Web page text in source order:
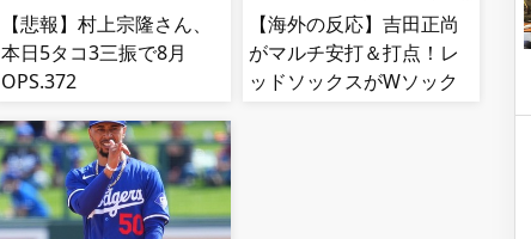
【悲報】村上宗隆さん、
本日5タコ3三振で8月
OPS.372
【海外の反応】吉田正尚
がマルチ安打＆打点！レ
ッドソックスがWソック